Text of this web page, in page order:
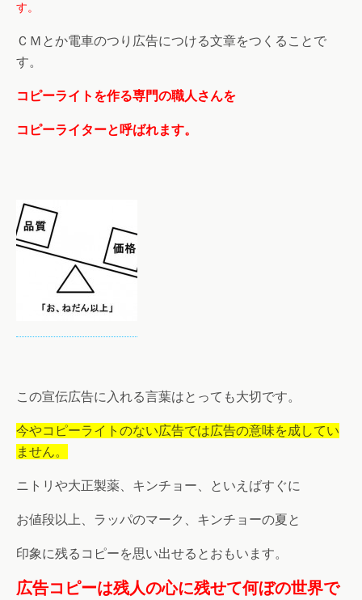
す。
ＣＭとか電車のつり広告につける文章をつくることで
す。
コピーライトを作る専門の職人さんを
コピーライターと呼ばれます。
この宣伝広告に入れる言葉はとっても大切です。
今やコピーライトのない広告では広告の意味を成してい
ません。
ニトリや大正製薬、キンチョー、といえばすぐに
お値段以上、ラッパのマーク、キンチョーの夏と
印象に残るコピーを思い出せるとおもいます。
広告コピーは残人の心に残せて何ぼの世界で